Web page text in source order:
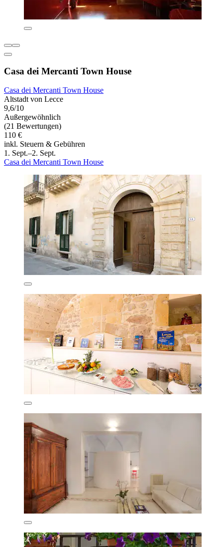
Casa dei Mercanti Town House
Casa dei Mercanti Town House
Altstadt von Lecce
9,6/10
Außergewöhnlich
(21 Bewertungen)
110 €
inkl. Steuern & Gebühren
1. Sept.–2. Sept.
Casa dei Mercanti Town House